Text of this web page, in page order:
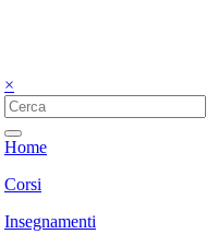
×
Home
Corsi
Insegnamenti